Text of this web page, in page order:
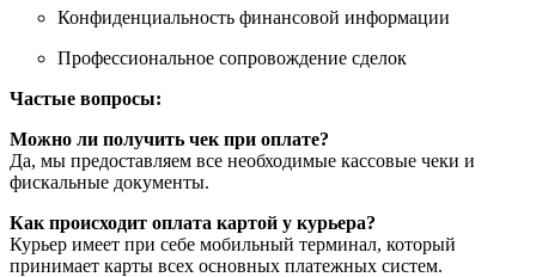
Конфиденциальность финансовой информации
Профессиональное сопровождение сделок
Частые вопросы:
Можно ли получить чек при оплате?
Да, мы предоставляем все необходимые кассовые чеки и
фискальные документы.
Как происходит оплата картой у курьера?
Курьер имеет при себе мобильный терминал, который
принимает карты всех основных платежных систем.